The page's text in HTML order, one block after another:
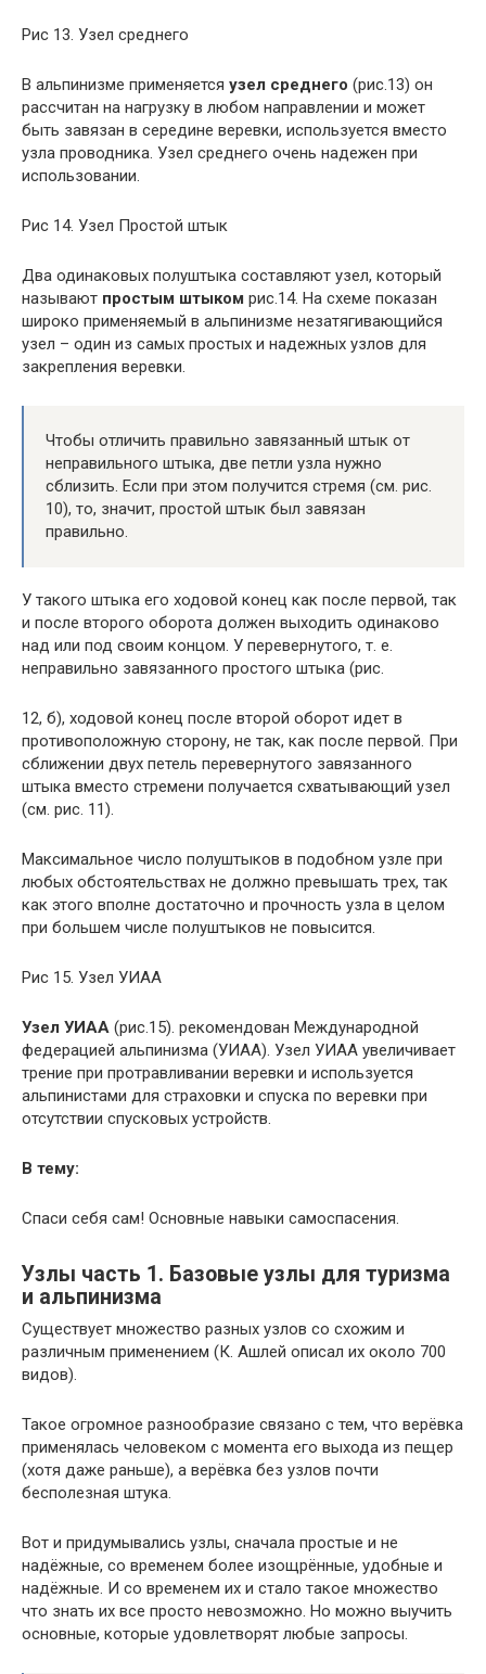
Рис 13. Узел среднего
В альпинизме применяется узел среднего (рис.13) он
рассчитан на нагрузку в любом направлении и может
быть завязан в середине веревки, используется вместо
узла проводника. Узел среднего очень надежен при
использовании.
Рис 14. Узел Простой штык
Два одинаковых полуштыка составляют узел, который
называют простым штыком рис.14. На схеме показан
широко применяемый в альпинизме незатягивающийся
узел – один из самых простых и надежных узлов для
закрепления веревки.
Чтобы отличить правильно завязанный штык от
неправильного штыка, две петли узла нужно
сблизить. Если при этом получится стремя (см. рис.
10), то, значит, простой штык был завязан
правильно.
У такого штыка его ходовой конец как после первой, так
и после второго оборота должен выходить одинаково
над или под своим концом. У перевернутого, т. е.
неправильно завязанного простого штыка (рис.
12, б), ходовой конец после второй оборот идет в
противоположную сторону, не так, как после первой. При
сближении двух петель перевернутого завязанного
штыка вместо стремени получается схватывающий узел
(см. рис. 11).
Максимальное число полуштыков в подобном узле при
любых обстоятельствах не должно превышать трех, так
как этого вполне достаточно и прочность узла в целом
при большем числе полуштыков не повысится.
Рис 15. Узел УИАА
Узел УИАА (рис.15). рекомендован Международной
федерацией альпинизма (УИАА). Узел УИАА увеличивает
трение при протравливании веревки и используется
альпинистами для страховки и спуска по веревки при
отсутствии спусковых устройств.
В тему:
Спаси себя сам! Основные навыки самоспасения.
Узлы часть 1. Базовые узлы для туризма
и альпинизма
Существует множество разных узлов со схожим и
различным применением (К. Ашлей описал их около 700
видов).
Такое огромное разнообразие связано с тем, что верёвка
применялась человеком с момента его выхода из пещер
(хотя даже раньше), а верёвка без узлов почти
бесполезная штука.
Вот и придумывались узлы, сначала простые и не
надёжные, со временем более изощрённые, удобные и
надёжные. И со временем их и стало такое множество
что знать их все просто невозможно. Но можно выучить
основные, которые удовлетворят любые запросы.